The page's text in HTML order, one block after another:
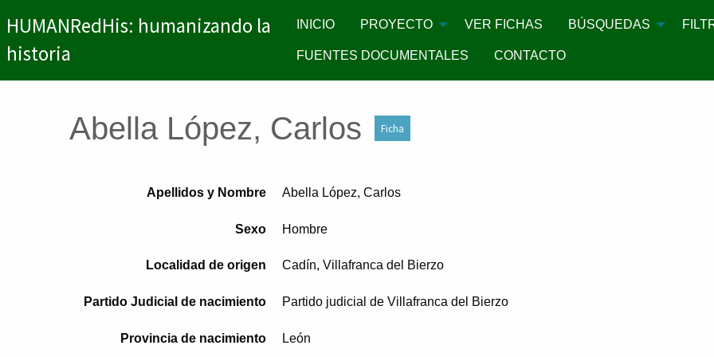
HUMANRedHis: humanizando la
historia
INICIO PROYECTO VER FICHAS BÚSQUEDAS
FUENTES DOCUMENTALES CONTACTO
Abella López, Carlos Ficha
Apellidos y Nombre Abella López, Carlos
Sexo Hombre
Localidad de origen Cadín, Villafranca del Bierzo
Partido Judicial de nacimiento Partido judicial de Villafranca del Bierzo
Provincia de nacimiento León